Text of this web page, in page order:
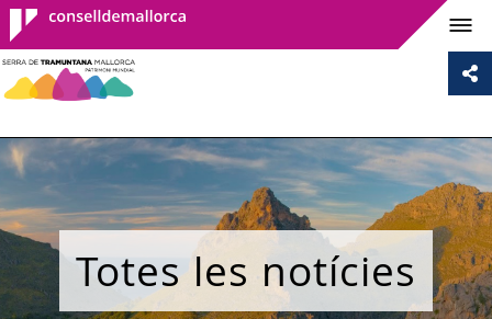
Consell de
Mallorca
Totes les notícies